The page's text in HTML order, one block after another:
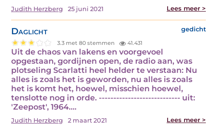
Judith Herzberg 25 juni 2021 Lees meer >
Daglicht gedicht
3.3 met 80 stemmen 41.431
Uit de chaos van lakens en voorgevoel
opgestaan, gordijnen open, de radio aan, was
plotseling Scarlatti heel helder te verstaan: Nu
alles is zoals het is geworden, nu alles is zoals
het is komt het, hoewel, misschien hoewel,
tenslotte nog in orde. ---------------------------- uit:
'Zeepost', 1964.…
Judith Herzberg 2 maart 2021 Lees meer >